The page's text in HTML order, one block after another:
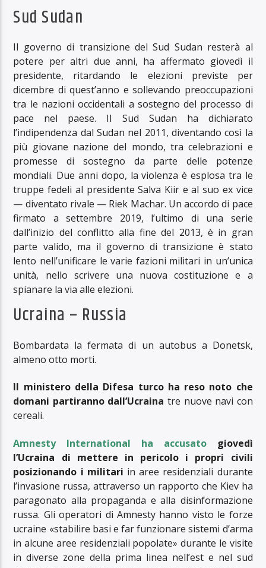
Sud Sudan
Il governo di transizione del Sud Sudan resterà al
potere per altri due anni, ha affermato giovedì il
presidente, ritardando le elezioni previste per
dicembre di quest’anno e sollevando preoccupazioni
tra le nazioni occidentali a sostegno del processo di
pace nel paese. Il Sud Sudan ha dichiarato
l’indipendenza dal Sudan nel 2011, diventando così la
più giovane nazione del mondo, tra celebrazioni e
promesse di sostegno da parte delle potenze
mondiali. Due anni dopo, la violenza è esplosa tra le
truppe fedeli al presidente Salva Kiir e al suo ex vice
— diventato rivale — Riek Machar. Un accordo di pace
firmato a settembre 2019, l’ultimo di una serie
dall’inizio del conflitto alla fine del 2013, è in gran
parte valido, ma il governo di transizione è stato
lento nell’unificare le varie fazioni militari in un’unica
unità, nello scrivere una nuova costituzione e a
spianare la via alle elezioni.
Ucraina – Russia
Bombardata la fermata di un autobus a Donetsk,
almeno otto morti.
Il ministero della Difesa turco ha reso noto che
domani partiranno dall’Ucraina tre nuove navi con
cereali.
Amnesty International ha accusatogiovedì
l’Ucraina di mettere in pericolo i propri civili
posizionando i militari in aree residenziali durante
l’invasione russa, attraverso un rapporto che Kiev ha
paragonato alla propaganda e alla disinformazione
russa. Gli operatori di Amnesty hanno visto le forze
ucraine «stabilire basi e far funzionare sistemi d’arma
in alcune aree residenziali popolate» durante le visite
in diverse zone della prima linea nell’est e nel sud